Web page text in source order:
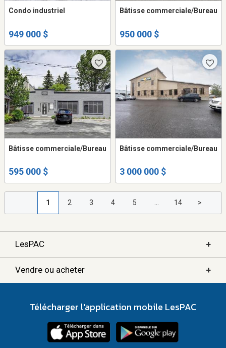
Condo industriel
949 000 $
Bâtisse commerciale/Bureau
950 000 $
Bâtisse commerciale/Bureau
595 000 $
Bâtisse commerciale/Bureau
3 000 000 $
1 2 3 4 5 ... 14 >
LesPAC +
Vendre ou acheter +
Télécharger l'application mobile LesPAC